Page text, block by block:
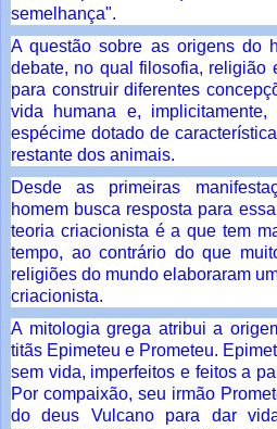
semelhança".
A questão sobre as origens do
debate, no qual filosofia, religião
para construir diferentes
vida humana e,
espécime dotado de
restante dos animais.
Desde as primeiras
homem busca resposta para
teoria criacionista é a que tem
tempo, ao contrário do que
religiões do mundo elaboraram
criacionista.
A mitologia grega atribui a
titãs Epimeteu e Prometeu.
sem vida, imperfeitos e feitos a
Por compaixão, seu irmão
do deus Vulcano para dar